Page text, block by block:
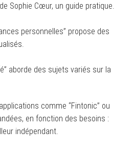
Sophie Cœur, un guide pratique.
personnelles” propose des
aborde des sujets variés sur la
comme “Fintonic” ou
en fonction des besoins :
indépendant.